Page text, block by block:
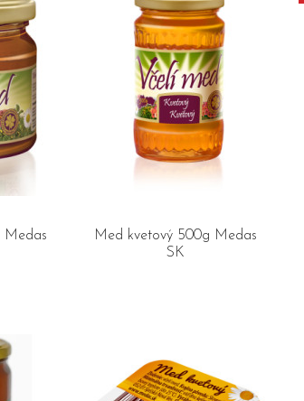
Medas
Med kvetový 500g Medas
SK